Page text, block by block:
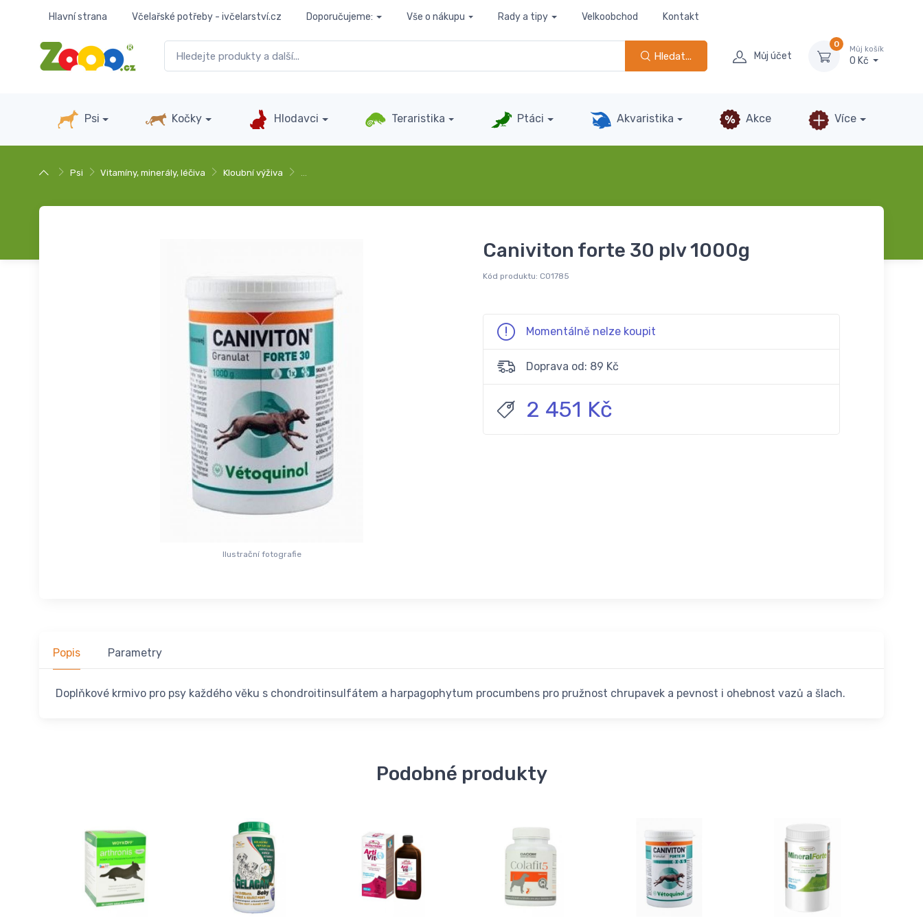
Hlavní strana Včelařské potřeby - ivčelarství.cz Doporučujeme: Vše o nákupu Rady a tipy Velkoobchod Kontakt
Hledat... Můj účet
0
Můj košík
0 Kč
Psi Kočky Hlodavci Teraristika Ptáci Akvaristika Akce Více
Psi Vitamíny, minerály, léčiva Kloubní výživa …
Ilustrační fotografie
Caniviton forte 30 plv 1000g
Kód produktu: C01785
Momentálně nelze koupit
Doprava od: 89 Kč
2 451 Kč
Popis Parametry
Doplňkové krmivo pro psy každého věku s chondroitinsulfátem a harpagophytum procumbens pro pružnost chrupavek a pevnost i ohebnost vazů a šlach.
Podobné produkty